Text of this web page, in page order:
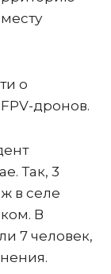
о
дронов.
Так, 3
в селе
В
7 человек,